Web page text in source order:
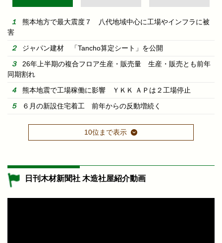
熊本地方で最大震度７ 八代地域中心に工場やインフラに被
害
ジャパン建材 「Tancho算定シート」を公開
26年上半期の複合フロア生産・販売量 生産・販売とも前年
同期割れ
熊本地震で工場稼働に影響 ＹＫＫ ＡＰは２工場停止
６月の新設住宅着工 前年からの反動増続く
10位まで表示
日刊木材新聞社 木造社屋紹介動画